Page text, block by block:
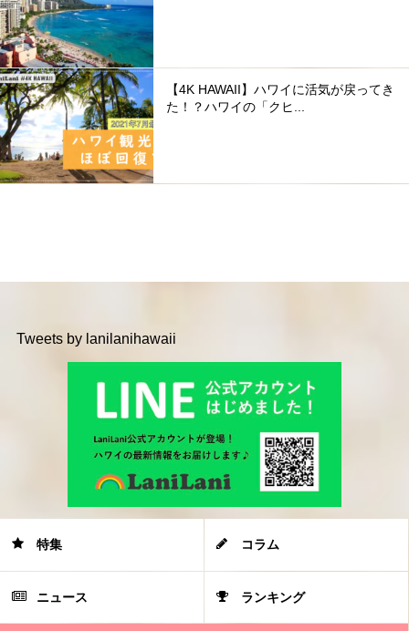
【4K HAWAII】ハワイに活気が戻ってき
た！？ハワイの「クヒ...
Tweets by lanilanihawaii
特集 コラム
ニュース ランキング